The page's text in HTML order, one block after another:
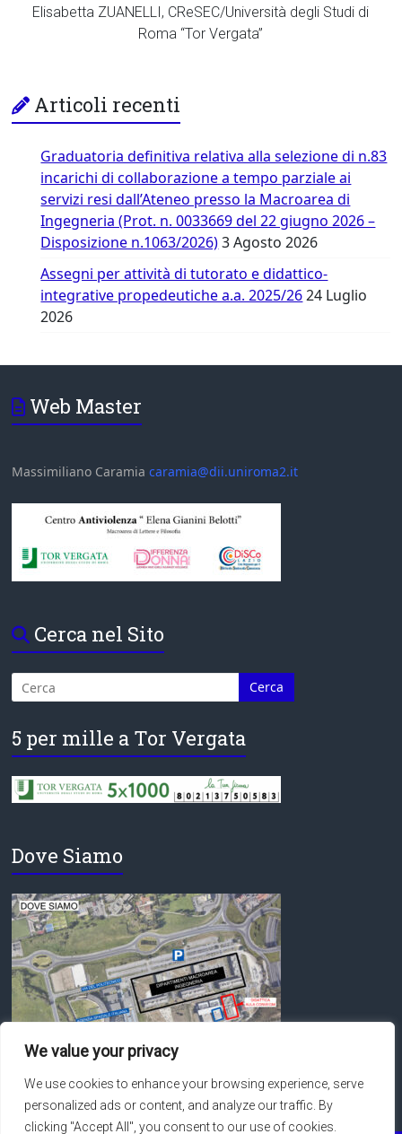
We value your privacy
We use cookies to enhance your browsing experience, serve
personalized ads or content, and analyze our traffic. By
clicking "Accept All", you consent to our use of cookies.
Elisabetta ZUANELLI, CReSEC/Università degli Studi di
Roma “Tor Vergata”
Articoli recenti
Graduatoria definitiva relativa alla selezione di n.83
incarichi di collaborazione a tempo parziale ai
servizi resi dall’Ateneo presso la Macroarea di
Ingegneria (Prot. n. 0033669 del 22 giugno 2026 –
Disposizione n.1063/2026) 3 Agosto 2026
Assegni per attività di tutorato e didattico-
integrative propedeutiche a.a. 2025/26 24 Luglio
2026
Web Master
Massimiliano Caramiacaramia@dii.uniroma2.it
Cerca nel Sito
5 per mille a Tor Vergata
Dove Siamo